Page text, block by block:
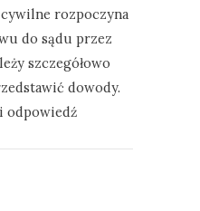
rozpoczyna
do sądu przez
szczegółowo
dowody.
odpowiedź